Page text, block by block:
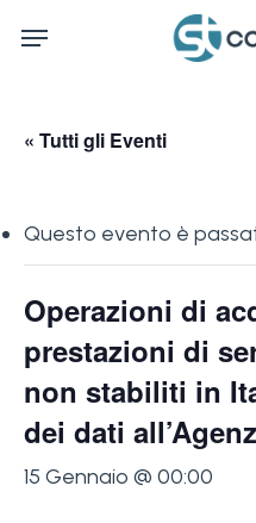
Menu
« Tutti gli Eventi
Questo evento è
Operazioni di
prestazioni di
non stabiliti in
dei dati
15 Gennaio @ 00:00